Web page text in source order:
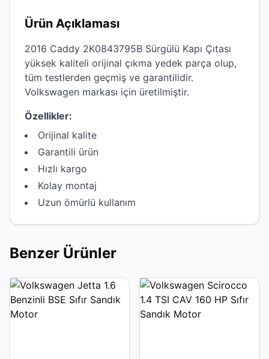
Ürün Açıklaması
2016 Caddy 2K0843795B Sürgülü Kapı Çıtası
yüksek kaliteli orijinal çıkma yedek parça olup,
tüm testlerden geçmiş ve garantilidir.
Volkswagen markası için üretilmiştir.
Özellikler:
Orijinal kalite
Garantili ürün
Hızlı kargo
Kolay montaj
Uzun ömürlü kullanım
Benzer Ürünler